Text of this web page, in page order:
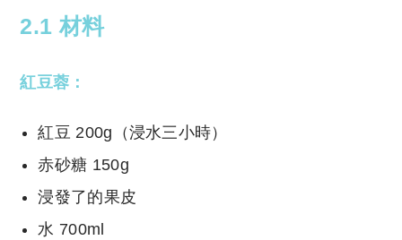
2.1 材料
紅豆蓉：
紅豆 200g（浸水三小時）
赤砂糖 150g
浸發了的果皮
水 700ml